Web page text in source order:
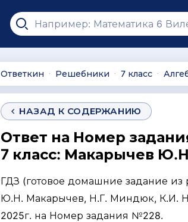
Ответкин ∙ Решебники ∙ 7 класс ∙
НАЗАД К СОДЕРЖАНИЮ
Ответ на Номер
7 класс: Макарычев
ГДЗ (готовое домашние задание из
Ю.Н. Макарычев, Н.Г. Миндюк, К.И.
2025г. на Номер задания №228.